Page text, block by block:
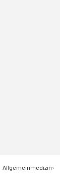
Allgemeinmedizin